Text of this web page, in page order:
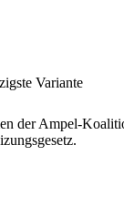
Variante
der Ampel-